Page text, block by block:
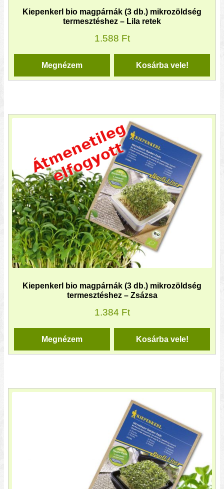
Kiepenkerl bio magpárnák (3 db.) mikrozöldség
termesztéshez – Lila retek
1.588 Ft
Kosárba vele!
Megnézem
Kiepenkerl bio magpárnák (3 db.) mikrozöldség
termesztéshez – Zsázsa
1.384 Ft
Kosárba vele!
Megnézem